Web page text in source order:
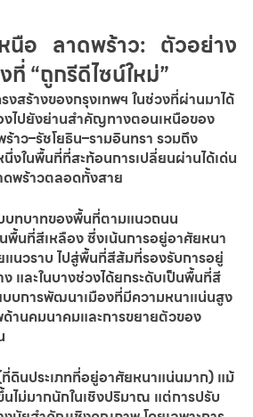
หนือ ลาดพร้าว: ตัวอย่าง
ที่ “ถูกรีดีไซน์ใหม่”
งสร้างของกรุงเทพฯ ในช่วงที่ผ่านมาได้
งไปยังย่านสำคัญทางตอนเหนือของ
ร้าว–รัชโยธิน–รามอินทรา รวมถึง
งในพื้นที่ที่สะท้อนการเปลี่ยนผ่านได้เด่น
พร้าวตลอดทั้งสาย
บทบาทของพื้นที่ตามแนวถนน
พื้นที่สีเหลือง ซึ่งเน้นการอยู่อาศัยหนา
นวราบ ไปสู่พื้นที่สีส้มที่รองรับการอยู่
และในบางช่วงได้ยกระดับเป็นพื้นที่สี
บบการพัฒนาเมืองที่มีความหนาแน่นสูง
านคมนาคมและการขยายตัวของ
ดินประเภทที่อยู่อาศัยหนาแน่นมาก) แม้
ไม่มากนักในเชิงปริมาณ แต่การปรับ